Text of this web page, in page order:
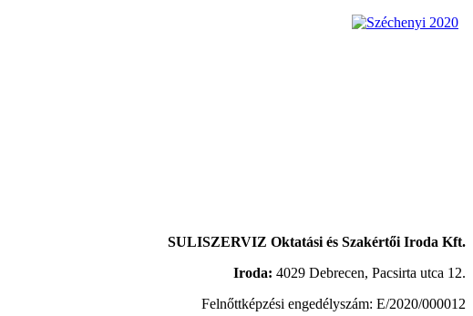
SULISZERVIZ Oktatási és Szakértői Iroda Kft.
Iroda: 4029 Debrecen, Pacsirta utca 12.
Felnőttképzési engedélyszám: E/2020/000012